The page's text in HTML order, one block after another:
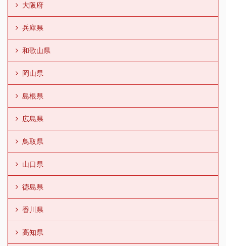
大阪府
兵庫県
和歌山県
岡山県
島根県
広島県
鳥取県
山口県
徳島県
香川県
高知県